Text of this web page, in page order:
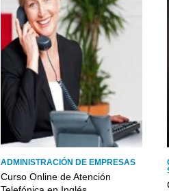
ADMINISTRACIÓN DE EMPRESAS
Curso Online de Atención